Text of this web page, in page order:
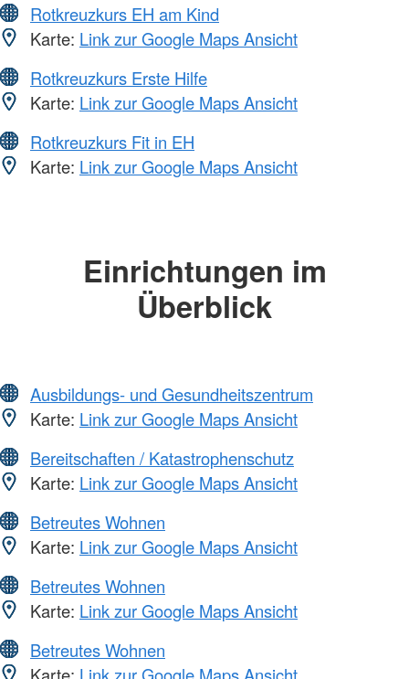
Rotkreuzkurs EH am Kind
Karte: Link zur Google Maps Ansicht
Rotkreuzkurs Erste Hilfe
Karte: Link zur Google Maps Ansicht
Rotkreuzkurs Fit in EH
Karte: Link zur Google Maps Ansicht
Einrichtungen im
Überblick
Ausbildungs- und Gesundheitszentrum
Karte: Link zur Google Maps Ansicht
Bereitschaften / Katastrophenschutz
Karte: Link zur Google Maps Ansicht
Betreutes Wohnen
Karte: Link zur Google Maps Ansicht
Betreutes Wohnen
Karte: Link zur Google Maps Ansicht
Betreutes Wohnen